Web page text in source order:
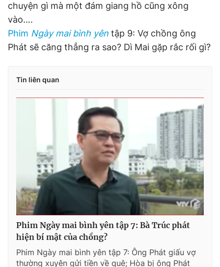
chuyện gì mà một đám giang hồ cũng xông
vào….
Phim Ngày mai bình yên tập 9: Vợ chồng ông
Phát sẽ căng thẳng ra sao? Dì Mai gặp rắc rối gì?
Tin liên quan
Phim Ngày mai bình yên tập 7: Bà Trúc phát
hiện bí mật của chồng?
Phim Ngày mai bình yên tập 7: Ông Phát giấu vợ
thường xuyên gửi tiền về quê; Hòa bị ông Phát